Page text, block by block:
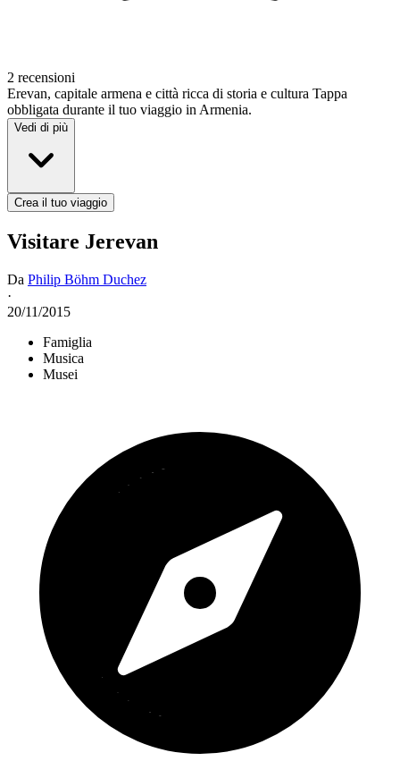
2 recensioni
Erevan, capitale armena e città ricca di storia e cultura Tappa
obbligata durante il tuo viaggio in Armenia.
Vedi di più
Crea il tuo viaggio
Visitare Jerevan
Da Philip Böhm Duchez
·
20/11/2015
Famiglia
Musica
Musei